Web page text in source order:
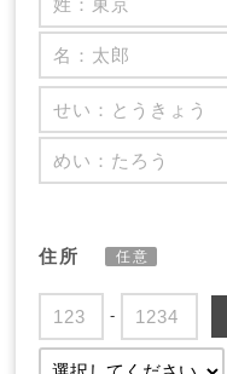
住所 任意
-